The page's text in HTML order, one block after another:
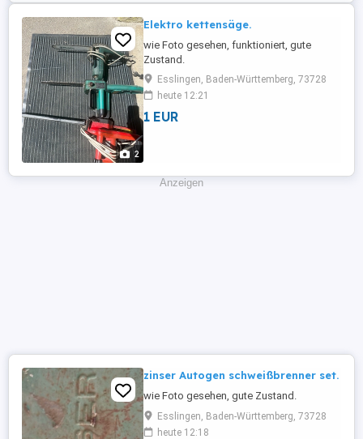
2
Elektro kettensäge.
wie Foto gesehen, funktioniert, gute
Zustand.
Esslingen, Baden-Württemberg, 73728
heute 12:21
1 EUR
Anzeigen
zinser Autogen schweißbrenner set.
wie Foto gesehen, gute Zustand.
Esslingen, Baden-Württemberg, 73728
heute 12:18